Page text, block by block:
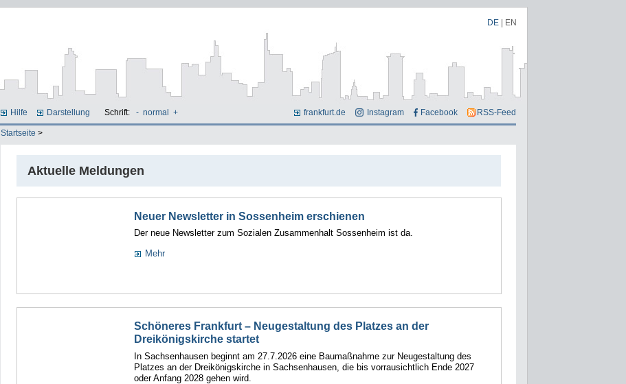
DE EN
Hilfe Darstellung Schrift: - normal + frankfurt.de Instagram Facebook RSS-Feed
Startseite >
Aktuelle Meldungen
Neuer Newsletter in Sossenheim erschienen
Der neue Newsletter zum Sozialen Zusammenhalt Sossenheim ist da.
Mehr
Schöneres Frankfurt – Neugestaltung des Platzes an der
Dreikönigskirche startet
In Sachsenhausen beginnt am 27.7.2026 eine Baumaßnahme zur Neugestaltung des
Platzes an der Dreikönigskirche in Sachsenhausen, die bis vorrausichtlich Ende 2027
oder Anfang 2028 gehen wird.